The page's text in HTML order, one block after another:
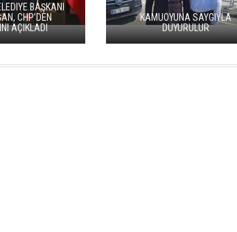
HAMLESI
TARIHTEN GELEN SERINLIK:
ATAULLAH EFENDI VAKFI’NIN HAYIR
ŞARTI KAYSERILILERLE BULUŞTU